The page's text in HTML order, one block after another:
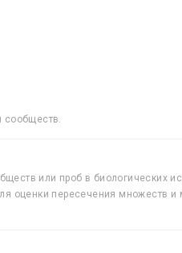
сообществ.
или проб в биологических
оценки пересечения множеств и